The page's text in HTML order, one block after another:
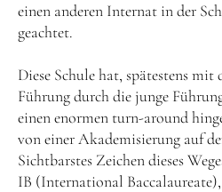
einen anderen Internat in der
geachtet.
Diese Schule hat, spätestens mit
Führung durch die junge
einen enormen turn-around
von einer Akademisierung auf
Sichtbarstes Zeichen dieses
IB (International